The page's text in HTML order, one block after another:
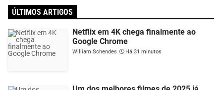
ÚLTIMOS ARTIGOS
Netflix em 4K chega finalmente ao
Google Chrome
William Schendes Há 31 minutos